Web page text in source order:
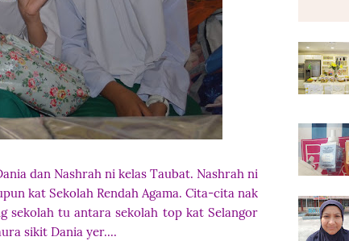
dan Nashrah ni kelas Taubat. Nashrah ni
kat Sekolah Rendah Agama. Cita-cita nak
sekolah tu antara sekolah top kat Selangor
sikit Dania yer....